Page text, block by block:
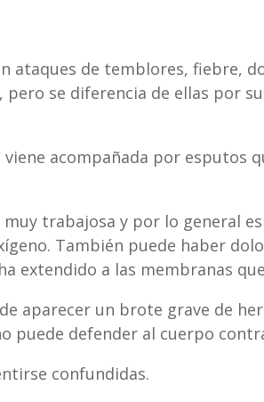
ataques de temblores, fiebre,
se diferencia de ellas por
acompañada por esputos
trabajosa y por lo general
También puede haber
extendido a las membranas
aparecer un brote grave de
puede defender al cuerpo
confundidas.